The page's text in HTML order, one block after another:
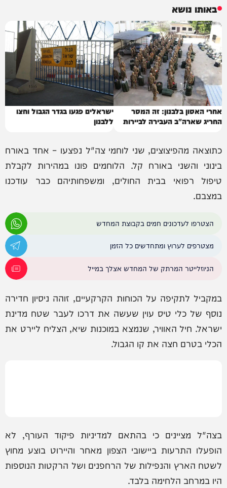
באותו נושא
אחרי האסון בלבנון: זה המסר
החריג שארה"ב העבירה לביירות
ישראלים פגעו בגדר הגבול וחצו
ללבנון
כתוצאה מהפיצוצים, שני לוחמי צה"ל נפצעו – אחד באורח
בינוני והשני באורח קל. הלוחמים פונו במהירות לקבלת
טיפול רפואי בבית החולים, ומשפחותיהם כבר עודכנו
במצבם.
הצטרפו לעדכונים חמים בקבוצת המחדש
מצטרפים לערוץ ומתחדשים כל הזמן
הניוזלייטר המרתק של המחדש אצלך במייל
במקביל לתקיפה על הכוחות הקרקעיים, זוהה ניסיון חדירה
נוסף של כלי טיס עוין שעשה את דרכו לעבר שטח מדינת
ישראל. חיל האוויר, שנמצא במוכנות שיא, הצליח ליירט את
הכלי בטרם חצה את קו הגבול.
בצה"ל מציינים כי בהתאם למדיניות פיקוד העורף, לא
הופעלו התרעות ביישובי הצפון מאחר והיירוט בוצע מחוץ
לשטח הארץ והנפילות של הרחפנים ושל הרקטות הנוספות
היו במרחב הלחימה בלבד.